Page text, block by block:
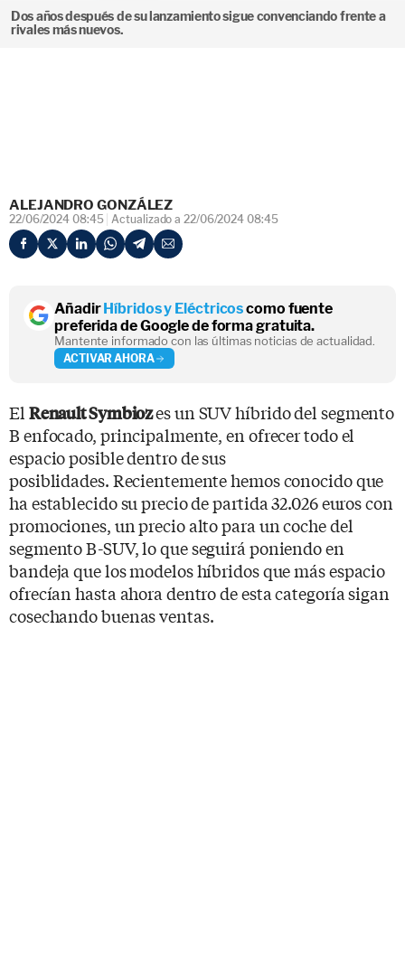
Dos años después de su lanzamiento sigue convenciando frente a
rivales más nuevos.
ALEJANDRO GONZÁLEZ
22/06/2024 08:45 Actualizado a 22/06/2024 08:45
AñadirHíbridos y Eléctricoscomo fuente
preferida de Google de forma gratuita.
Mantente informado con las últimas noticias de actualidad.
ACTIVAR AHORA
El Renault Symbiozes un SUV híbrido del segmento
B enfocado, principalmente, en ofrecer todo el
espacio posible dentro de sus
posiblidades. Recientemente hemos conocido que
ha establecido su precio de partida 32.026 euros con
promociones, un precio alto para un coche del
segmento B-SUV, lo que seguirá poniendo en
bandeja que los modelos híbridos que más espacio
ofrecían hasta ahora dentro de esta categoría sigan
cosechando buenas ventas.